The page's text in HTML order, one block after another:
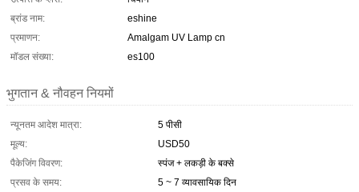
ब्रांड नाम:
eshine
प्रमाणन:
Amalgam UV Lamp cn
मॉडल संख्या:
es100
भुगतान & नौवहन नियमों
न्यूनतम आदेश मात्रा:
5 पीसी
मूल्य:
USD50
पैकेजिंग विवरण:
स्पंज + लकड़ी के बक्से
प्रसव के समय:
5 ~ 7 व्यावसायिक दिन